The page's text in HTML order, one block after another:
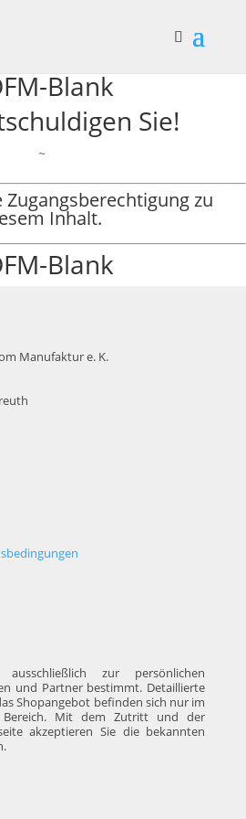
Sie!
~
Zugangsberechtigung zu
Inhalt.
Manufaktur e. K.
zur persönlichen
und Partner bestimmt. Detaillierte
Shopangebot befinden sich nur im
Bereich. Mit dem Zutritt und der
akzeptieren Sie die bekannten